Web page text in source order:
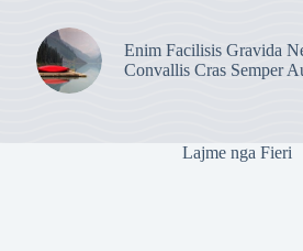
Enim Facilisis Gravida
Convallis Cras Semper
Lajme nga Fieri